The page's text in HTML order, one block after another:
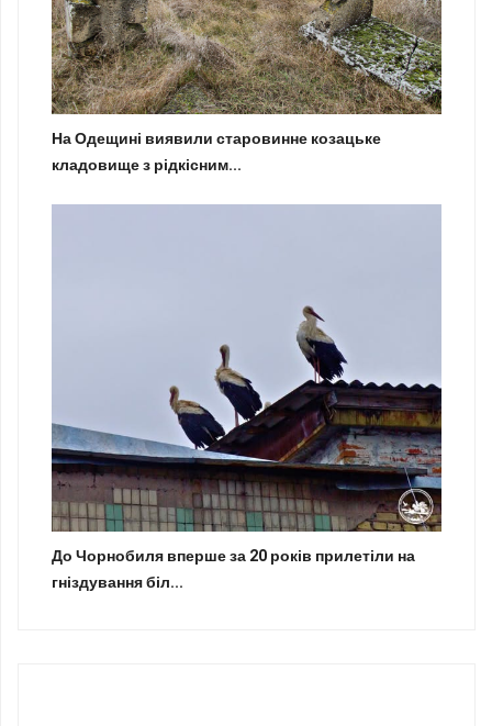
На Одещині виявили старовинне козацьке
кладовище з рідкісним...
До Чорнобиля вперше за 20 років прилетіли на
гніздування біл...